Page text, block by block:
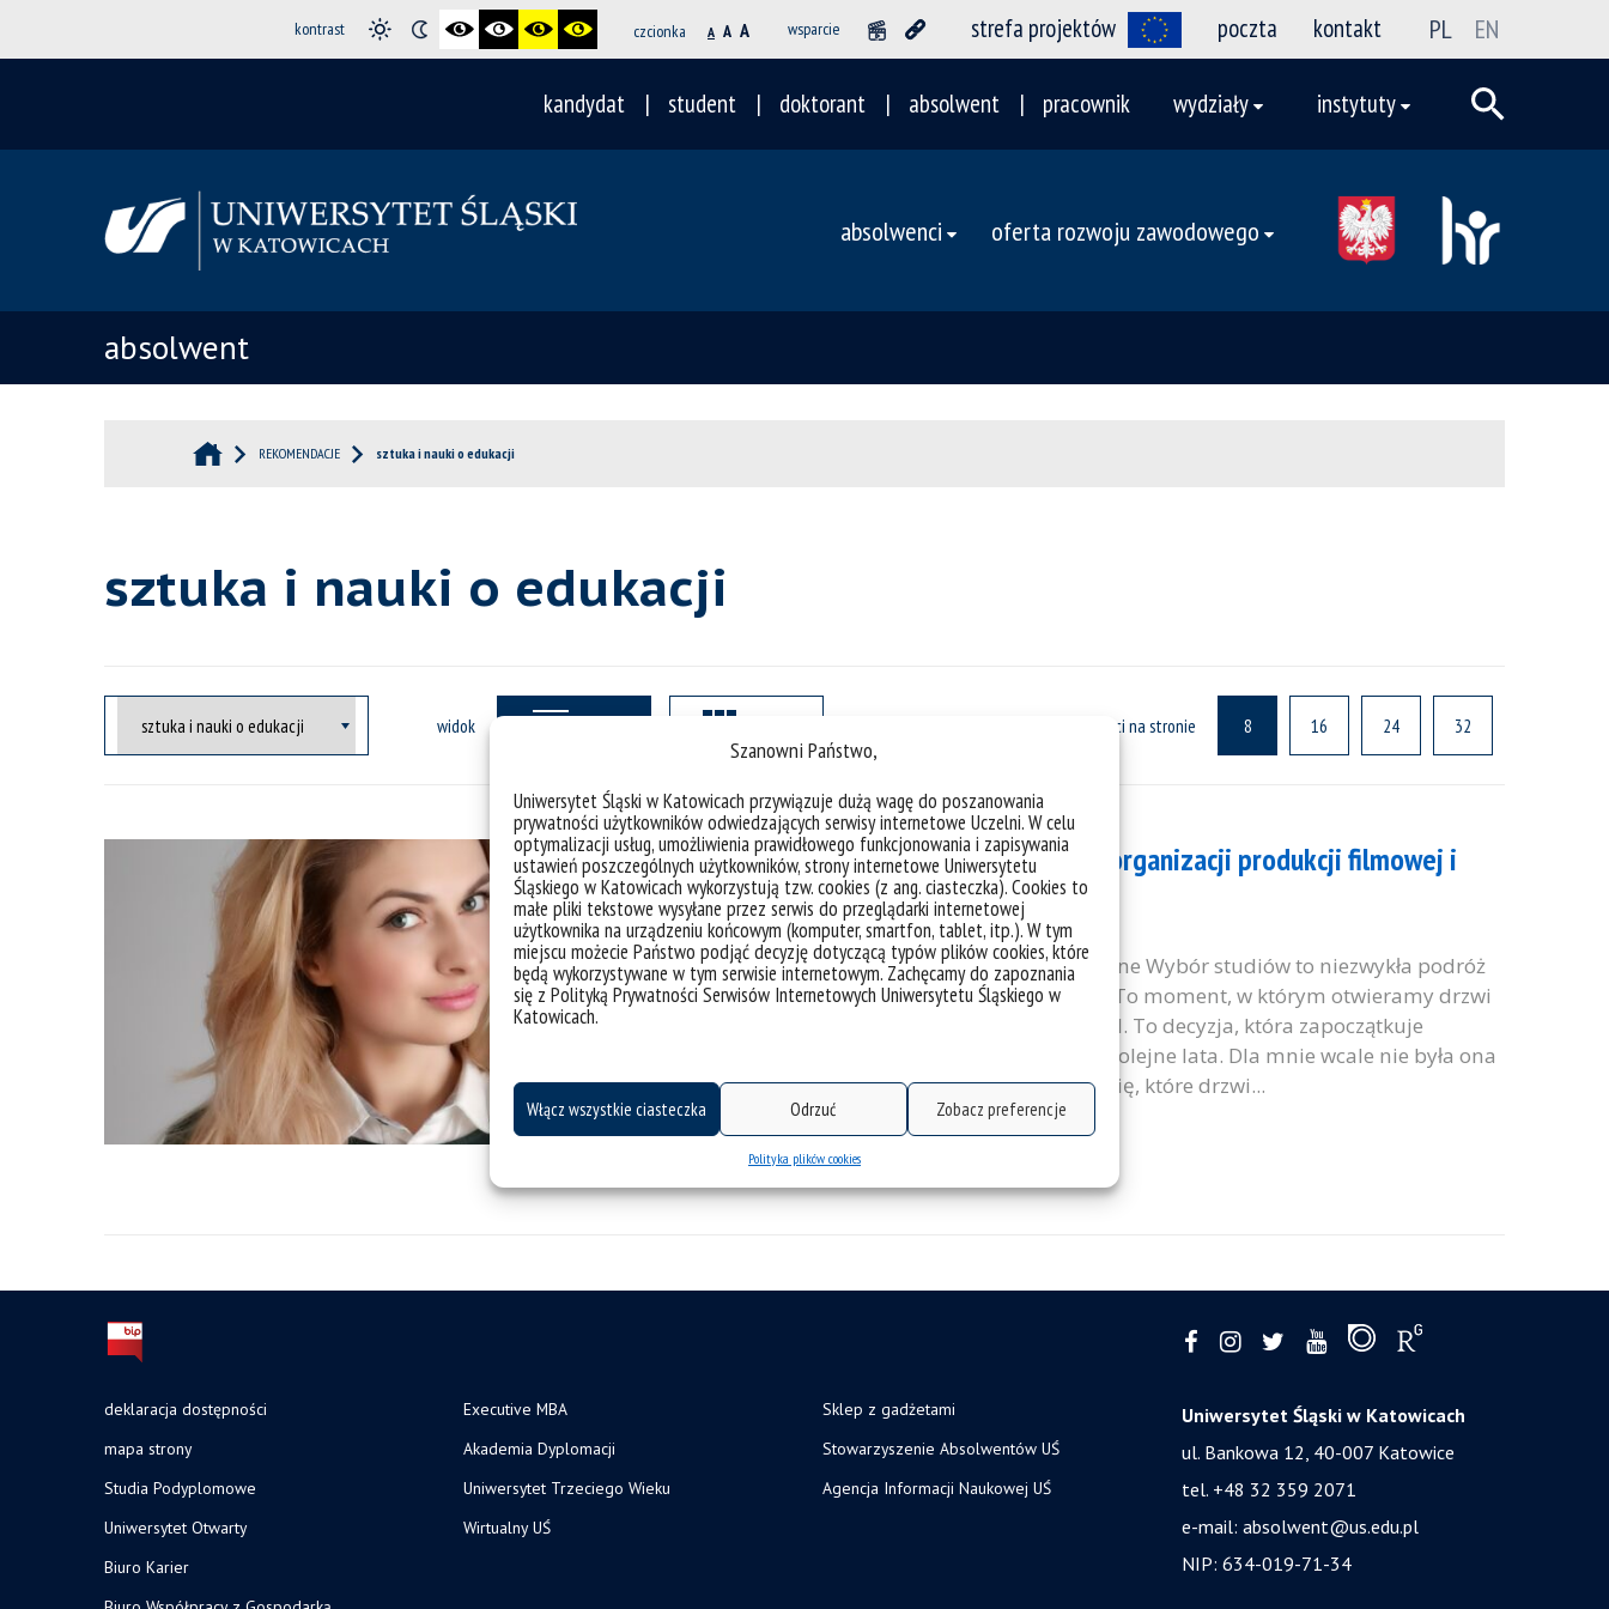
Szanowni Państwo,
Uniwersytet Śląski w Katowicach przywiązuje dużą wagę do poszanowania
prywatności użytkowników odwiedzających serwisy internetowe Uczelni. W celu
optymalizacji usług, umożliwienia prawidłowego funkcjonowania i zapisywania
ustawień poszczególnych użytkowników, strony internetowe Uniwersytetu
Śląskiego w Katowicach wykorzystują tzw. cookies (z ang. ciasteczka). Cookies to
małe pliki tekstowe wysyłane przez serwis do przeglądarki internetowej
użytkownika na urządzeniu końcowym (komputer, smartfon, tablet, itp.). W tym
miejscu możecie Państwo podjąć decyzję dotyczącą typów plików cookies, które
będą wykorzystywane w tym serwisie internetowym. Zachęcamy do zapoznania
się z Polityką Prywatności Serwisów Internetowych Uniwersytetu Śląskiego w
Katowicach.
Włącz wszystkie ciasteczka Odrzuć Zobacz preferencje
Polityka plików cookies
kontrast czcionka A A A wsparcie strefa projektów poczta kontakt PL EN
kandydat student doktorant absolwent pracownik wydziały instytuty
absolwenci oferta rozwoju zawodowego
absolwent
REKOMENDACJE sztuka i nauki o edukacji
sztuka i nauki o edukacji
widok liczba aktualności na stronie 8 16 24 32
Anna Orska-Olszewska – absolwentka organizacji produkcji filmowej i
telewizyjnej
Anna Orska-Olszewska. Fot. archiwum prywatne Wybór studiów to niezwykła podróż
w głąb siebie, pełna refleksji, odkryć i nadziei. To moment, w którym otwieramy drzwi
do niezliczonych możliwości i nowych przygód. To decyzja, która zapoczątkuje
historię, którą kontynuować będziemy przez kolejne lata. Dla mnie wcale nie była ona
najłatwiejsza – bardzo długo zastanawiałam się, które drzwi...
kategorie:sztuka i nauki o edukacji
deklaracja dostępności
mapa strony
Studia Podyplomowe
Uniwersytet Otwarty
Biuro Karier
Executive MBA
Akademia Dyplomacji
Uniwersytet Trzeciego Wieku
Wirtualny UŚ
Sklep z gadżetami
Stowarzyszenie Absolwentów UŚ
Agencja Informacji Naukowej UŚ
Uniwersytet Śląski w Katowicach
ul. Bankowa 12, 40-007 Katowice
tel. +48 32 359 2071
e-mail: absolwent@us.edu.pl
NIP: 634-019-71-34